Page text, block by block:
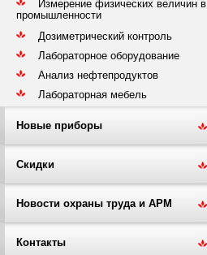
Измерение физических величин в
промышленности
Дозиметрический контроль
Лабораторное оборудование
Анализ нефтепродуктов
Лабораторная мебель
Новые приборы
Скидки
Новости охраны труда и АРМ
Контакты